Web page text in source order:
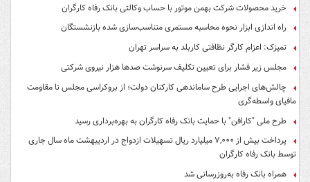
خرید محصولات شرکت بهمن موتور با حساب وکالتی بانک رفاه کارگران
راه اندازی ابزار نحوه محاسبه مستمری متناسب‌سازی شده بازنشستگان
تمیزک: اعزام کارگر نظافتی کاربلد به سراسر تهران
مجلس زیر فشار برای تعیین تکلیف سرنوشت صدها هزار نیروی شرکتی
چالش‌های اجرایی طرح ساماندهی کارکنان دولت؛ از بروکراسی مجلس تا مقاومت
مافیای واسطه‌گری
طرح ملی "کارافن" با حمایت بانک رفاه کارگران به بهره‌برداری رسید
پرداخت بیش از ۷,۰۰۰ میلیارد ریال تسهیلات ازدواج در اردیبهشت ماه سال جاری
توسط بانک رفاه کارگران
همراه بانک رفاه به‌روزرسانی شد